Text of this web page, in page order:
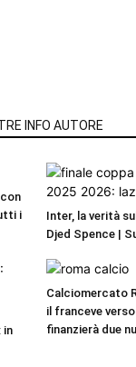
INFO AUTORE
i
Inter, la verità
Djed Spence |
in
Calciomercato
il franceve
finanzierà due